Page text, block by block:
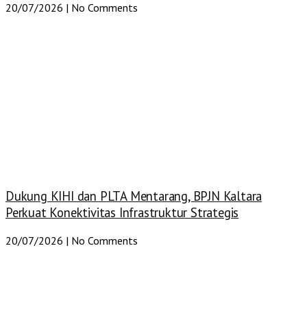
20/07/2026 No Comments
Dukung KIHI dan PLTA Mentarang, BPJN Kaltara
Perkuat Konektivitas Infrastruktur Strategis
20/07/2026 No Comments